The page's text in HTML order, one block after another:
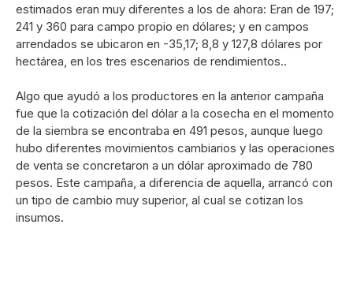
estimados eran muy diferentes a los de ahora: Eran de 197;
241 y 360 para campo propio en dólares; y en campos
arrendados se ubicaron en -35,17; 8,8 y 127,8 dólares por
hectárea, en los tres escenarios de rendimientos..
Algo que ayudó a los productores en la anterior campaña
fue que la cotización del dólar a la cosecha en el momento
de la siembra se encontraba en 491 pesos, aunque luego
hubo diferentes movimientos cambiarios y las operaciones
de venta se concretaron a un dólar aproximado de 780
pesos. Este campaña, a diferencia de aquella, arrancó con
un tipo de cambio muy superior, al cual se cotizan los
insumos.